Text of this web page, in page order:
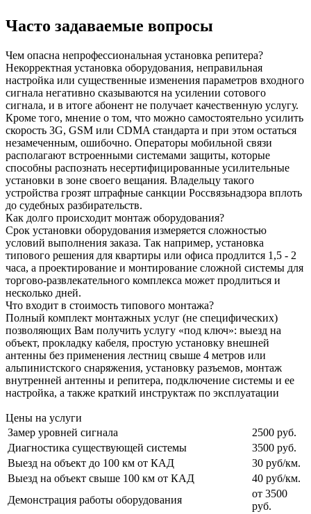
Часто задаваемые вопросы
Чем опасна непрофессиональная установка репитера?
Некорректная установка оборудования, неправильная
настройка или существенные изменения параметров входного
сигнала негативно сказываются на усилении сотового
сигнала, и в итоге абонент не получает качественную услугу.
Кроме того, мнение о том, что можно самостоятельно усилить
скорость 3G, GSM или CDMA стандарта и при этом остаться
незамеченным, ошибочно. Операторы мобильной связи
располагают встроенными системами защиты, которые
способны распознать несертифицированные усилительные
установки в зоне своего вещания. Владельцу такого
устройства грозят штрафные санкции Россвязьнадзора вплоть
до судебных разбирательств.
Как долго происходит монтаж оборудования?
Срок установки оборудования измеряется сложностью
условий выполнения заказа. Так например, установка
типового решения для квартиры или офиса продлится 1,5 - 2
часа, а проектирование и монтирование сложной системы для
торгово-развлекательного комплекса может продлиться и
несколько дней.
Что входит в стоимость типового монтажа?
Полный комплект монтажных услуг (не специфических)
позволяющих Вам получить услугу «под ключ»: выезд на
объект, прокладку кабеля, простую установку внешней
антенны без применения лестниц свыше 4 метров или
альпинистского снаряжения, установку разъемов, монтаж
внутренней антенны и репитера, подключение системы и ее
настройка, а также краткий инструктаж по эксплуатации
Цены на услуги
Замер уровней сигнала
2500 руб.
Диагностика существующей системы
3500 руб.
Выезд на объект до 100 км от КАД
30 руб/км.
Выезд на объект свыше 100 км от КАД
40 руб/км.
Демонстрация работы оборудования
от 3500
руб.